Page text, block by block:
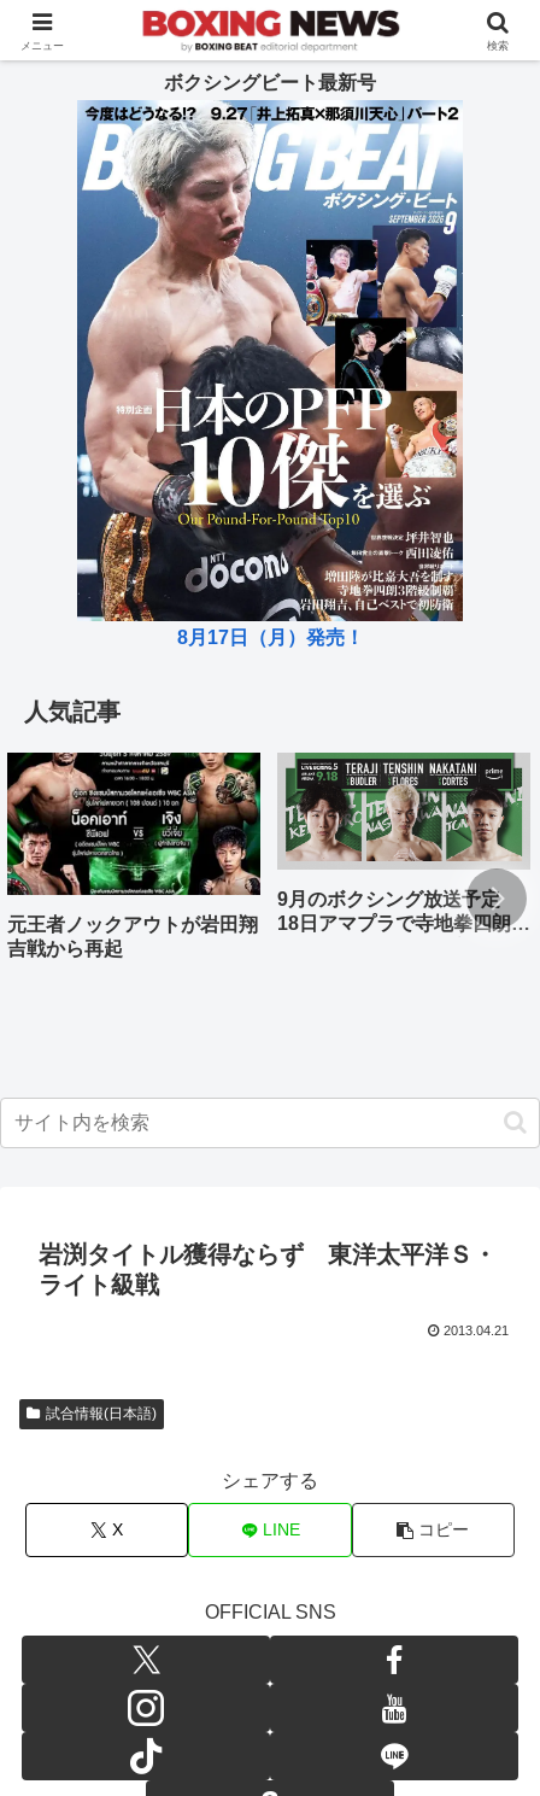
BOXING BEAT [ボクシング・ビート] 公式サイト
ボクシングビート最新号
8月17日（月）発売！
人気記事
元王者ノックアウトが岩田翔
吉戦から再起
9月のボクシング放送予定
18日アマプラで寺地拳四朗、
岩渕タイトル獲得ならず 東洋太平洋Ｓ・
ライト級戦
2013.04.21
試合情報(日本語)
シェアする
X LINE コピー
OFFICIAL SNS
メニュー 検索